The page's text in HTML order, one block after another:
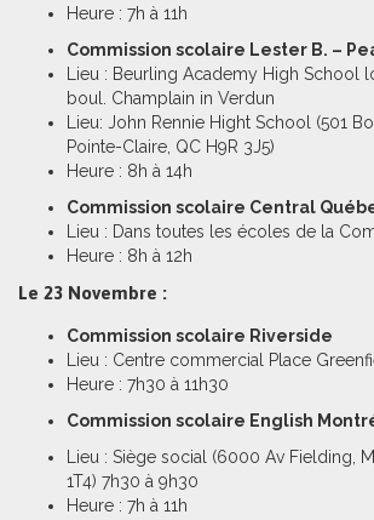
Heure : 7h à 11h
Commission scolaire Lester B. –
Lieu : Beurling Academy High School
boul. Champlain in Verdun
Lieu: John Rennie Hight School (501
Pointe-Claire, QC H9R 3J5)
Heure : 8h à 14h
Commission scolaire Central
Lieu : Dans toutes les écoles de la
Heure : 8h à 12h
Le 23 Novembre :
Commission scolaire Riverside
Lieu : Centre commercial Place
Heure : 7h30 à 11h30
Commission scolaire English
Lieu : Siège social (6000 Av Fielding,
1T4) 7h30 à 9h30
Heure : 7h à 11h